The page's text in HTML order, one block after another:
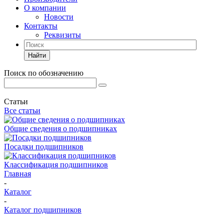
О компании
Новости
Контакты
Реквизиты
Найти
Поиск по обозначению
Статьи
Все статьи
Общие сведения о подшипниках
Посадки подшипников
Классификация подшипников
Главная
-
Каталог
-
Каталог подшипников